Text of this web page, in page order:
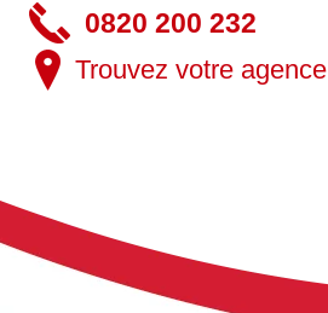
0820 200 232
Trouvez votre agence